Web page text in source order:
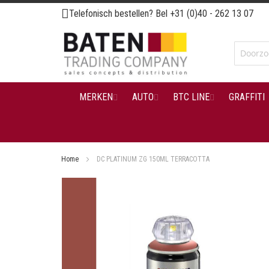
Ga
naar
de
inhoud
Telefonisch bestellen? Bel +31 (0)40 - 262 13 07
MERKEN AUTO BTC LINE GRAFFITI
Home DC PLATINUM ZG 150ML TERRACOTTA